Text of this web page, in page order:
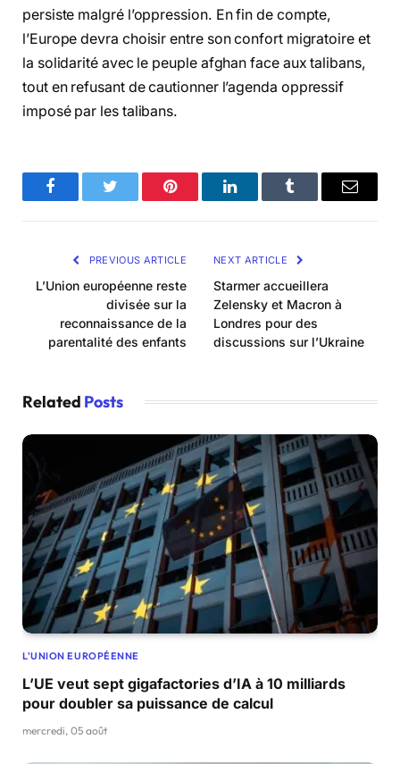
persiste malgré l’oppression. En fin de compte,
l’Europe devra choisir entre son confort migratoire et
la solidarité avec le peuple afghan face aux talibans,
tout en refusant de cautionner l’agenda oppressif
imposé par les talibans.
FacebookTwitter Pinterest LinkedInTumblr Email
PREVIOUS ARTICLE
L’Union européenne reste
divisée sur la
reconnaissance de la
parentalité des enfants
NEXT ARTICLE
Starmer accueillera
Zelensky et Macron à
Londres pour des
discussions sur l’Ukraine
Related Posts
L'UNION EUROPÉENNE
L’UE veut sept gigafactories d’IA à 10 milliards
pour doubler sa puissance de calcul
mercredi, 05 août